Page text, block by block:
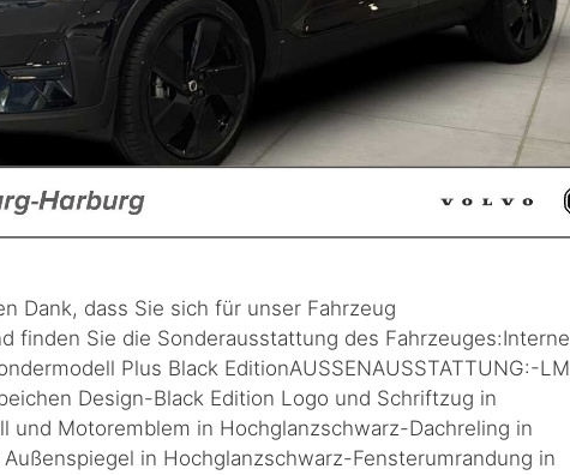
Dank, dass Sie sich für unser Fahrzeug
finden Sie die Sonderausstattung des Fahrzeuges:Interne
Plus Black EditionAUSSENAUSSTATTUNG:-LM
Design-Black Edition Logo und Schriftzug in
und Motoremblem in Hochglanzschwarz-Dachreling in
in Hochglanzschwarz-Fensterumrandung in